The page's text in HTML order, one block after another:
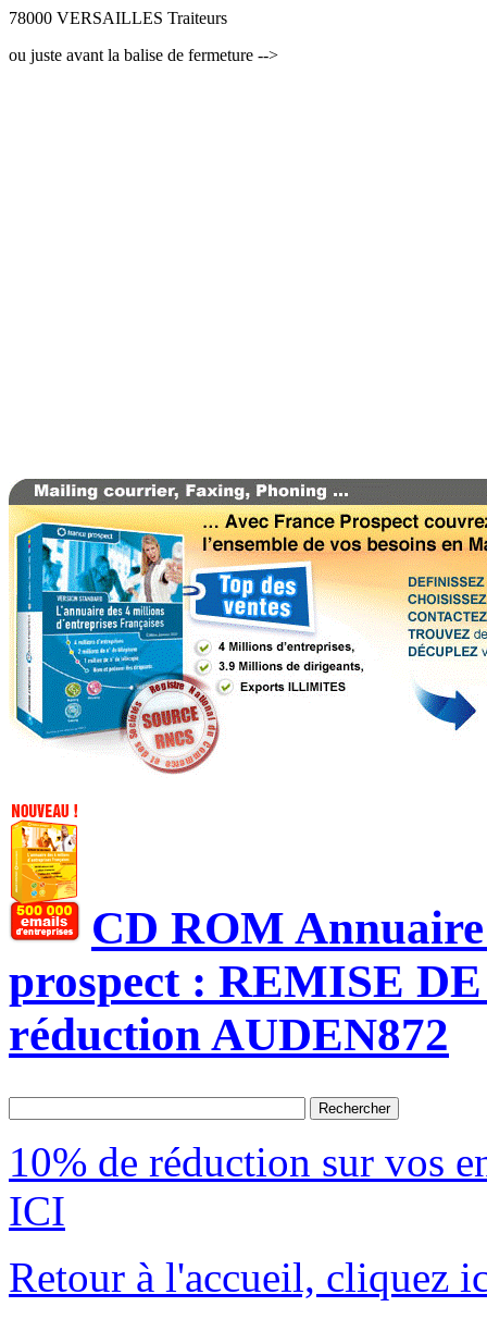
78000 VERSAILLES Traiteurs
ou juste avant la balise de fermeture -->
CD ROM
prospect : REMISE DE
réduction AUDEN872
10% de réduction sur vos
ICI
Retour à l'accueil, cliquez